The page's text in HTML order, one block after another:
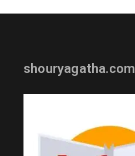
shouryagatha.com